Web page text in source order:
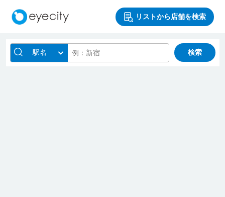
リストから店舗を検索
駅名 検索